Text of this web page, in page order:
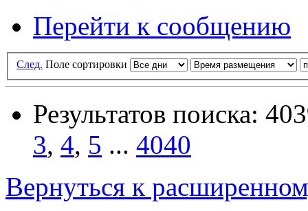
Перейти к сообщению
След. Поле сортировки
Результатов поиска:
3, 4, 5 ... 4040
Вернуться к